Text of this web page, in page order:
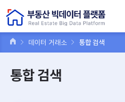
데이터 거래소 통합 검색
통합 검색